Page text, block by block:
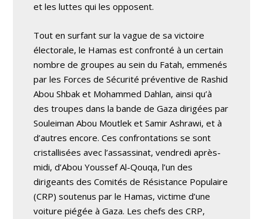
et les luttes qui les opposent.
Tout en surfant sur la vague de sa victoire
électorale, le Hamas est confronté à un certain
nombre de groupes au sein du Fatah, emmenés
par les Forces de Sécurité préventive de Rashid
Abou Shbak et Mohammed Dahlan, ainsi qu’à
des troupes dans la bande de Gaza dirigées par
Souleiman Abou Moutlek et Samir Ashrawi, et à
d’autres encore. Ces confrontations se sont
cristallisées avec l’assassinat, vendredi après-
midi, d’Abou Youssef Al-Qouqa, l’un des
dirigeants des Comités de Résistance Populaire
(CRP) soutenus par le Hamas, victime d’une
voiture piégée à Gaza. Les chefs des CRP,